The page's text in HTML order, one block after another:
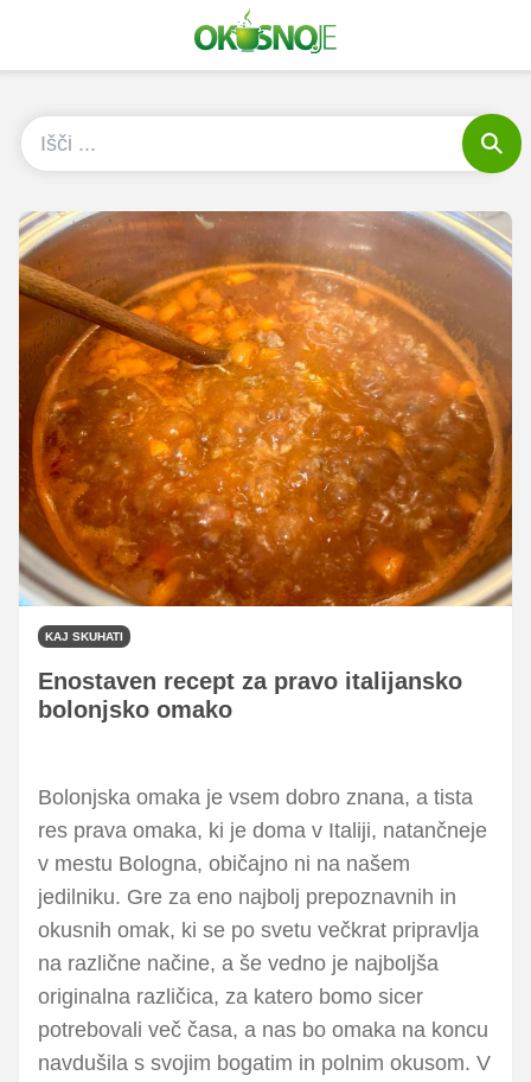
KAJ SKUHATI
Enostaven recept za pravo italijansko
bolonjsko omako
Bolonjska omaka je vsem dobro znana, a tista
res prava omaka, ki je doma v Italiji, natančneje
v mestu Bologna, običajno ni na našem
jedilniku. Gre za eno najbolj prepoznavnih in
okusnih omak, ki se po svetu večkrat pripravlja
na različne načine, a še vedno je najboljša
originalna različica, za katero bomo sicer
potrebovali več časa, a nas bo omaka na koncu
navdušila s svojim bogatim in polnim okusom. V